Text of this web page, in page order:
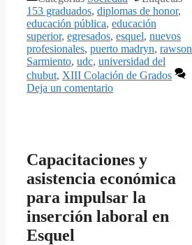
153 graduados, diplomas de honor,
educación pública, educación
superior, egresados, esquel, nuevos
profesionales, puerto madryn, rawson
Sarmiento, udc, universidad del
chubut, XIII Colación de Grados
Deja un comentario
Capacitaciones y
asistencia económica
para impulsar la
inserción laboral en
Esquel